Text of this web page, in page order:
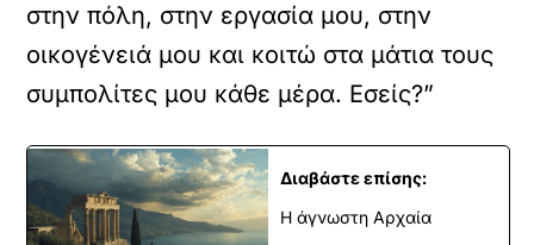
στην πόλη, στην εργασία μου, στην
οικογένειά μου και κοιτώ στα μάτια τους
συμπολίτες μου κάθε μέρα. Εσείς?”
Διαβάστε επίσης:
Η άγνωστη Αρχαία